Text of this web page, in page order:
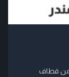
رز بسمتي من قطاف